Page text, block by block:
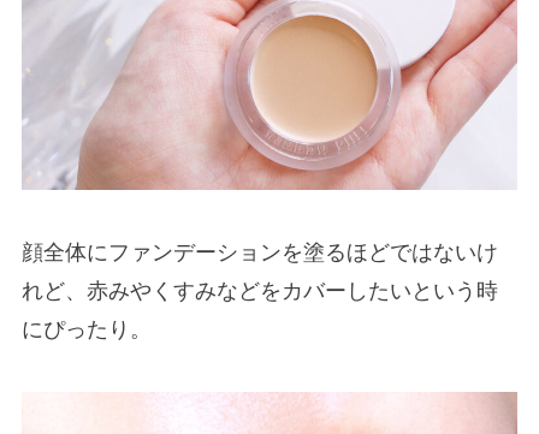
顔全体にファンデーションを塗るほどではないけ
れど、赤みやくすみなどをカバーしたいという時
にぴったり。